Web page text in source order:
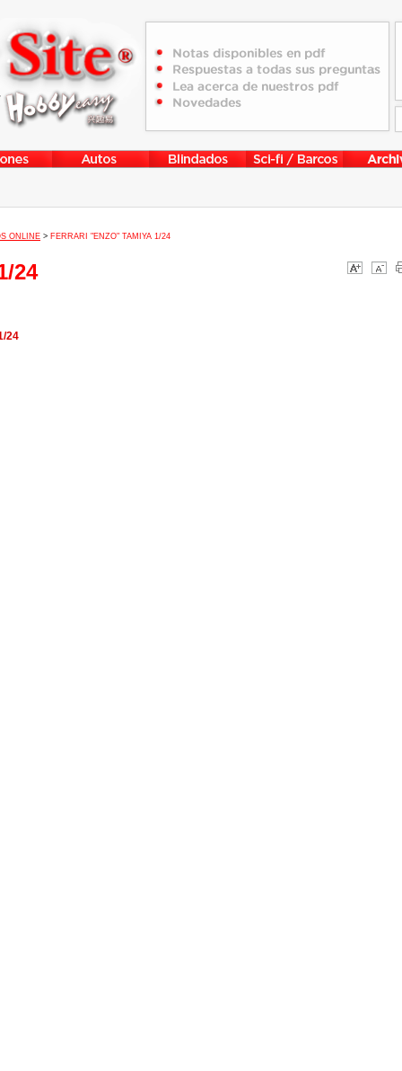
ONLINE > FERRARI "ENZO" TAMIYA 1/24
24
24